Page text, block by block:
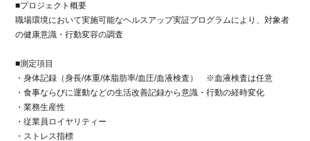
■プロジェクト概要
職場環境において実施可能なヘルスアップ実証プログラムにより、対象者
の健康意識・行動変容の調査
■測定項目
・身体記録（身長/体重/体脂肪率/血圧/血液検査） ※血液検査は任意
・食事ならびに運動などの生活改善記録から意識・行動の経時変化
・業務生産性
・従業員ロイヤリティー
・ストレス指標